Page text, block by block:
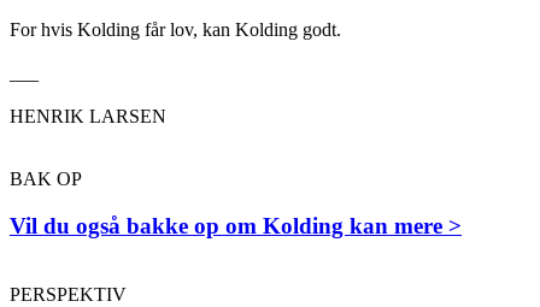
For hvis Kolding får lov, kan Kolding godt.
HENRIK LARSEN
BAK OP
Vil du også bakke op om Kolding kan mere >
PERSPEKTIV